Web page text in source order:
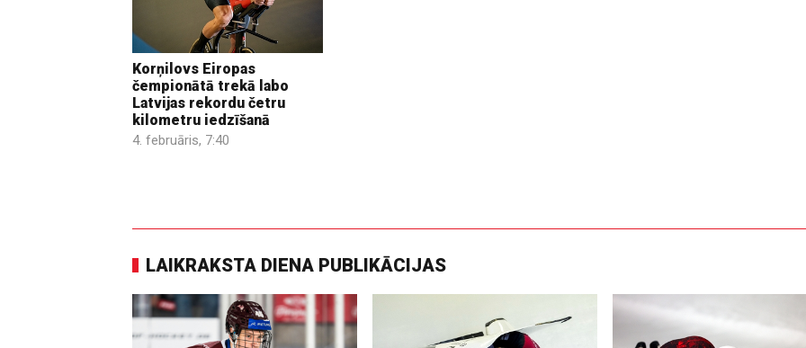
Korņilovs Eiropas
čempionātā trekā labo
Latvijas rekordu četru
kilometru iedzīšanā
4. februāris, 7:40
LAIKRAKSTA DIENA PUBLIKĀCIJAS